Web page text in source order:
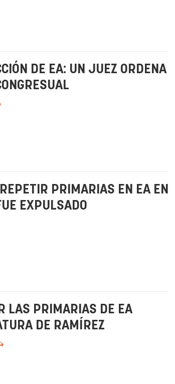
DE EA: UN JUEZ ORDENA
PRIMARIAS EN EA EN
EXPULSADO
LAS PRIMARIAS DE EA
DE RAMÍREZ